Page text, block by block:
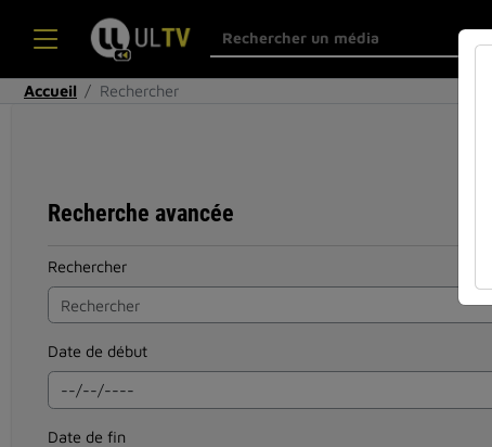
Accueil Rechercher
Recherche avancée
Rechercher
Date de début
Date de fin